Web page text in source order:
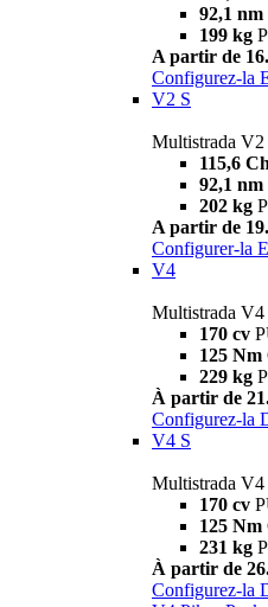
92,1 nm
199 kg
A partir de
Configurez-la
V2 S
Multistrada V2
115,6 Ch
92,1 nm
202 kg
A partir de
Configurer-la
V4
Multistrada V4
170 cv
125 Nm
229 kg
À partir de
Configurez-la
V4 S
Multistrada V4
170 cv
125 Nm
231 kg
À partir de
Configurez-la